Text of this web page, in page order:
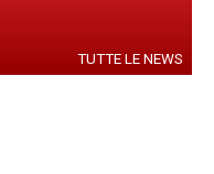
TUTTE LE NEWS